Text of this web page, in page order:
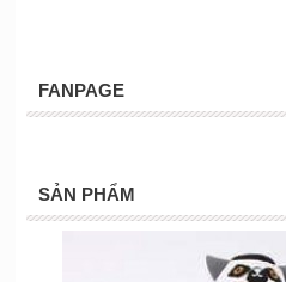
FANPAGE
SẢN PHẨM